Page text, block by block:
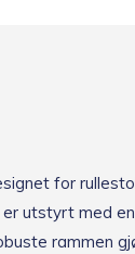
for
utstyrt med
rammen